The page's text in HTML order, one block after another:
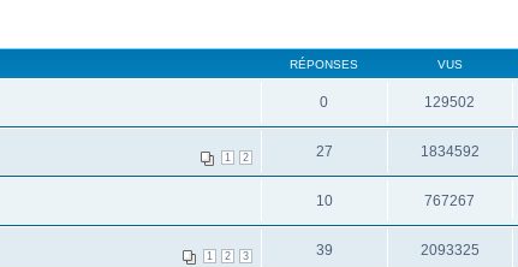
RÉPONSES VUS
0 129502
1 2 27 1834592
10 767267
1 2 3 39 2093325